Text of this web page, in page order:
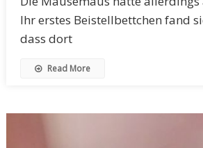
Ihr erstes Beistellbettchen fand
dass dort
Read More